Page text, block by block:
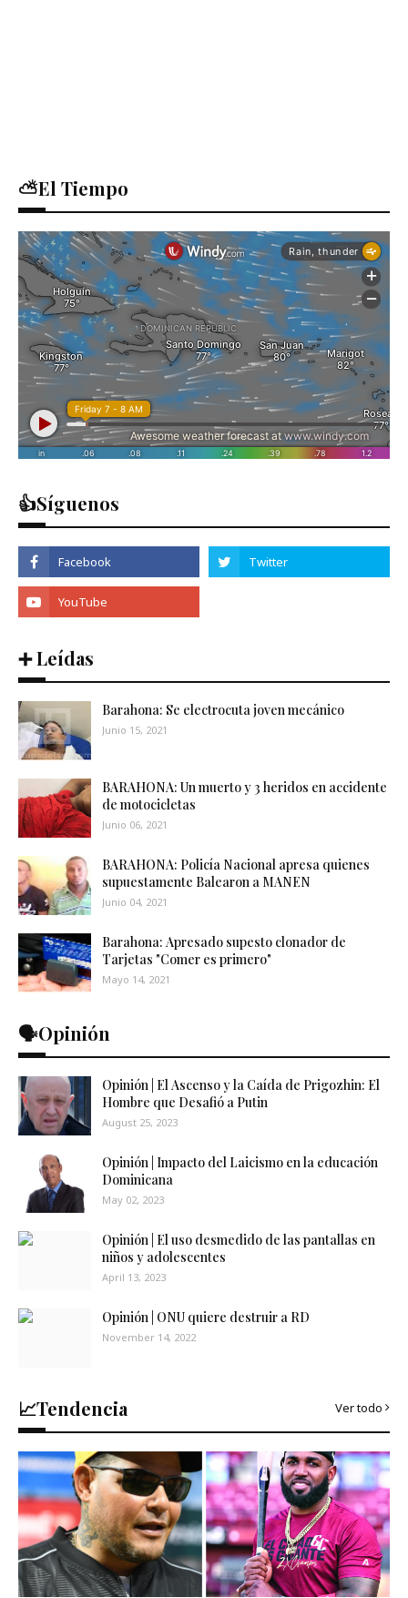
⛅El Tiempo
👍Síguenos
➕ Leídas
Barahona: Se electrocuta joven mecánico
Junio 15, 2021
BARAHONA: Un muerto y 3 heridos en accidente
de motocicletas
Junio 06, 2021
BARAHONA: Policía Nacional apresa quienes
supuestamente Balearon a MANEN
Junio 04, 2021
Barahona: Apresado supesto clonador de
Tarjetas "Comer es primero"
Mayo 14, 2021
🗣️Opinión
Opinión | El Ascenso y la Caída de Prigozhin: El
Hombre que Desafió a Putin
August 25, 2023
Opinión | Impacto del Laicismo en la educación
Dominicana
May 02, 2023
Opinión | El uso desmedido de las pantallas en
niños y adolescentes
April 13, 2023
Opinión | ONU quiere destruir a RD
November 14, 2022
📈Tendencia Ver todo